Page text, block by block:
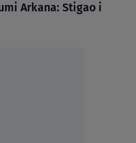
Arkana: Stigao i